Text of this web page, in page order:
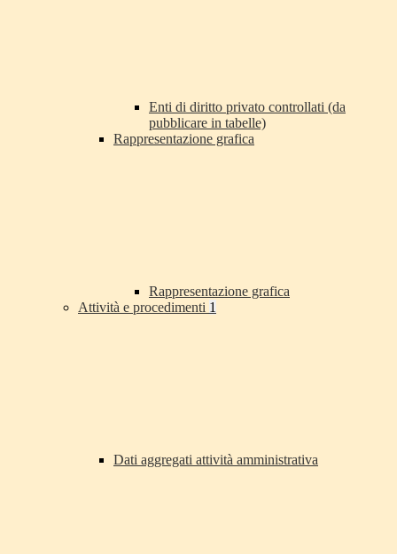
Enti di diritto privato controllati (da
pubblicare in tabelle)
Rappresentazione grafica
Rappresentazione grafica
Attività e procedimenti 1
Dati aggregati attività amministrativa